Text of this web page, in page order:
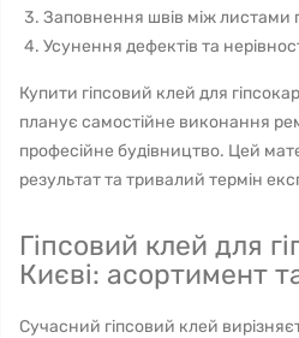
Заповнення швів між листами
Усунення дефектів та
Купити гіпсовий клей для
планує самостійне виконання
професійне будівництво. Цей
результат та тривалий термін
Гіпсовий клей для
Києві: асортимент
Сучасний гіпсовий клей